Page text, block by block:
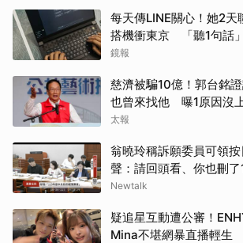
每天傳LINE關心！她2天
搭機衝東京 「聽1句話
哭網
鏡報
慈濟被騙10億！郭台銘證
也曾來找他 曝1原因沒
太報
翁曉玲稱訴願委員可領
聲：請回頭看、你也刪了
Newtalk
疑追星互動遭公審！
Mina不堪網暴直播輕生